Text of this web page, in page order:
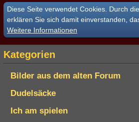
Diese Seite verwendet Cookies. Durch
erklären Sie sich damit einverstanden,
Weitere Informationen
Kategorien
Bilder aus dem alten Forum
Dudelsäcke
Ich am spielen